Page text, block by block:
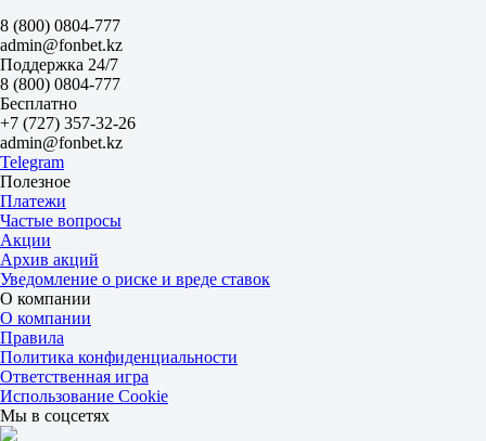
М
2.5
1.80
1.90
Обе забьют
Да
1.70
Нет
2.02
ИТ 1
Б
М
0.5
1.42
2.65
ИТ 2
Б
М
0.5
1.16
4.30
Вуллонгонг Вульвз
8 (800) 0804-777
admin@fonbet.kz
Поддержка 24/7
8 (800) 0804-777
Бесплатно
+7 (727) 357-32-26
admin@fonbet.kz
Telegram
Полезное
Платежи
Частые вопросы
Акции
Архив акций
Уведомление о риске и вреде ставок
О компании
О компании
Правила
Политика конфиденциальности
Ответственная игра
Использование Cookie
Мы в соцсетях